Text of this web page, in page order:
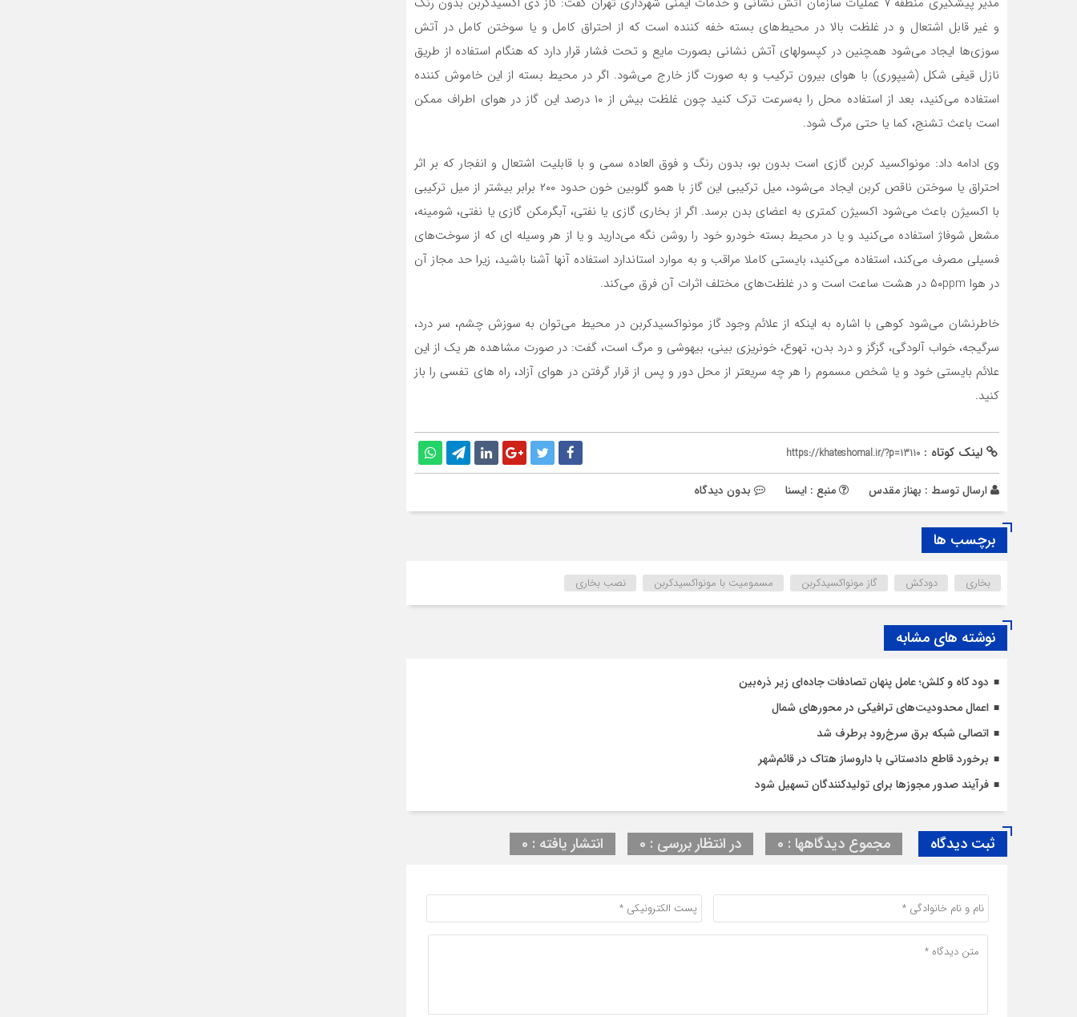
و غیر قابل اشتعال و در غلظت بالا در محیط‌های بسته خفه کننده است که از احتراق کامل و یا سوختن کامل در آتش
سوزی‌ها ایجاد می‌شود همچنین در کپسولهای آتش نشانی بصورت مایع و تحت فشار قرار دارد که هنگام استفاده از طریق
نازل قیفی شکل (شیپوری) با هوای بیرون ترکیب و به صورت گاز خارج می‌شود. اگر در محیط بسته از این خاموش کننده
استفاده می‌کنید، بعد از استفاده محل را به‌سرعت ترک کنید چون غلظت بیش از ۱۰ درصد این گاز در هوای اطراف ممکن
است باعث تشنج، کما یا حتی مرگ شود.
وی ادامه داد: مونواکسید کربن گازی است بدون بو، بدون رنگ و فوق العاده سمی و با قابلیت اشتعال و انفجار که بر اثر
احتراق یا سوختن ناقص کربن ایجاد می‌شود، میل ترکیبی این گاز با همو گلوبین خون حدود ۲۰۰ برابر بیشتر از میل ترکیبی
با اکسیژن باعث می‌شود اکسیژن کمتری به اعضای بدن برسد. اگر از بخاری گازی یا نفتی، آبگرمکن گازی یا نفتی، شومینه،
مشعل شوفاژ استفاده می‌کنید و یا در محیط بسته خودرو خود را روشن نگه می‌دارید و یا از هر وسیله ای که از سوخت‌های
فسیلی مصرف می‌کند، استفاده می‌کنید، بایستی کاملا مراقب و به موارد استاندارد استفاده آنها آشنا باشید، زیرا حد مجاز آن
در هوا ۵۰ppm در هشت ساعت است و در غلظت‌های مختلف اثرات آن فرق می‌کند.
خاطرنشان می‌شود کوهی با اشاره به اینکه از علائم وجود گاز مونواکسیدکربن در محیط می‌توان به سوزش چشم، سر درد،
سرگیجه، خواب آلودگی، گزگز و درد بدن، تهوع، خونریزی بینی، بیهوشی و مرگ است، گفت: در صورت مشاهده هر یک از این
علائم بایستی خود و یا شخص مسموم را هر چه سریعتر از محل دور و پس از قرار گرفتن در هوای آزاد، راه های تفسی را باز
کنید.
لینک کوتاه : https://khateshomal.ir/?p=13110
ارسال توسط : بهناز مقدس منبع : ایسنا بدون دیدگاه
برچسب ها
بخاری دودکش گاز مونواکسیدکربن مسمومیت با مونواکسیدکربن نصب بخاری
نوشته های مشابه
دود کاه و کلش؛ عامل پنهان تصادفات جاده‌ای زیر ذره‌بین
اعمال محدودیت‌‌های ترافیکی در محورهای شمال
اتصالی شبکه برق سرخ‌رود برطرف شد
برخورد قاطع دادستانی با داروساز هتاک در قائم‌شهر
فرآیند صدور مجوزها برای تولیدکنندگان تسهیل شود
ثبت دیدگاه مجموع دیدگاهها : 0 در انتظار بررسی : 0 انتشار یافته : 0